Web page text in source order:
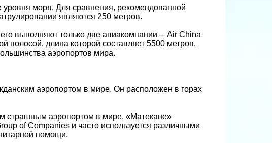
моря. Для сравнения, рекомендованной
являются 250 метров.
выполняют только две авиакомпании ─ Air China
полосой, длина которой составляет 5500 метров.
аэропортов мира.
аэропортом в мире. Он расположен в горах
страшным аэропортом в мире. «Матекане»
of Companies и часто используется различными
помощи.